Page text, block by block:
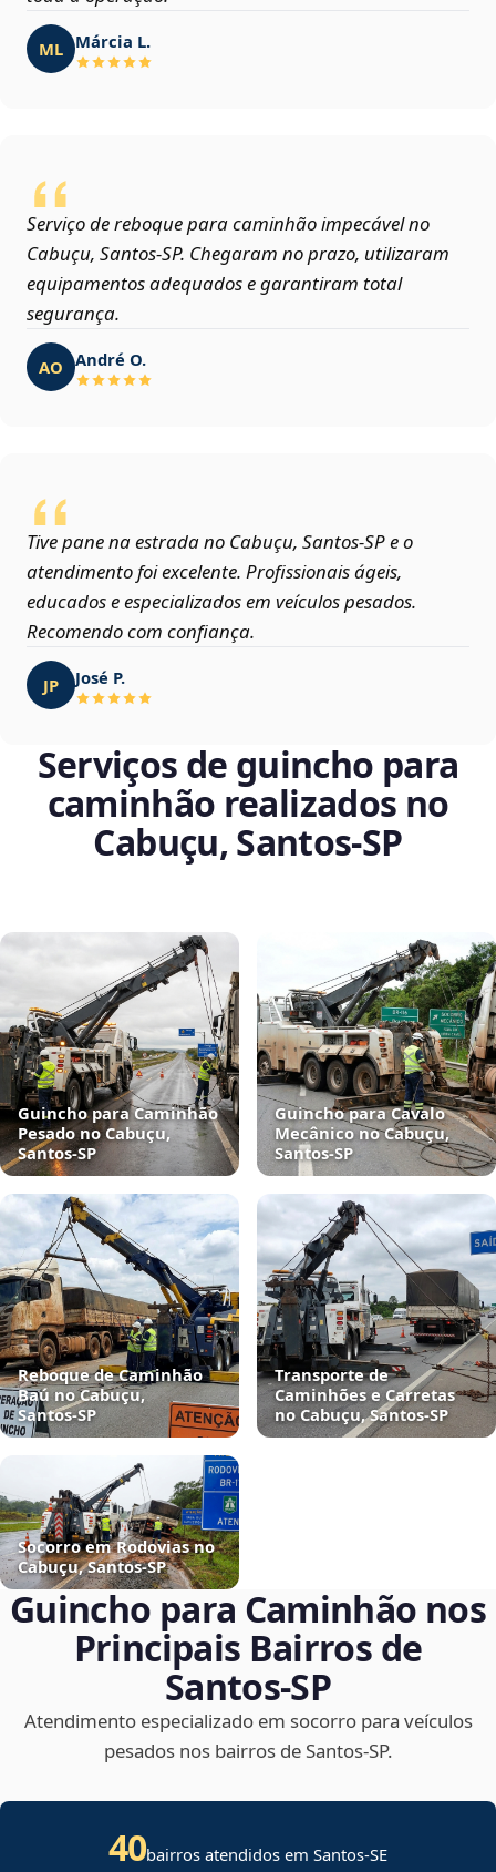
ML Márcia L.
Serviço de reboque para caminhão impecável no
Cabuçu, Santos‑SP. Chegaram no prazo, utilizaram
equipamentos adequados e garantiram total
segurança.
AO André O.
Tive pane na estrada no Cabuçu, Santos‑SP e o
atendimento foi excelente. Profissionais ágeis,
educados e especializados em veículos pesados.
Recomendo com confiança.
JP José P.
Serviços de guincho para
caminhão realizados no
Cabuçu, Santos‑SP
Guincho para Caminhão
Pesado no Cabuçu,
Santos‑SP
Guincho para Cavalo
Mecânico no Cabuçu,
Santos‑SP
Reboque de Caminhão
Baú no Cabuçu,
Santos‑SP
Transporte de
Caminhões e Carretas
no Cabuçu, Santos‑SP
Socorro em Rodovias no
Cabuçu, Santos‑SP
Guincho para Caminhão nos
Principais Bairros de
Santos‑SP
Atendimento especializado em socorro para veículos
pesados nos bairros de Santos‑SP.
40bairros atendidos emSantos-SE